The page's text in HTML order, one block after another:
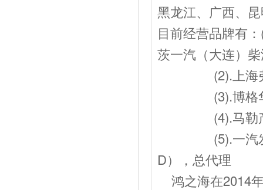
黑龙江、广西、
目前经营品牌有
茨一汽（大连）
(2).上海弗列
(3).博格华纳
(4).马勒产
(5).一汽发动J
D），总代理
鸿之海在2014